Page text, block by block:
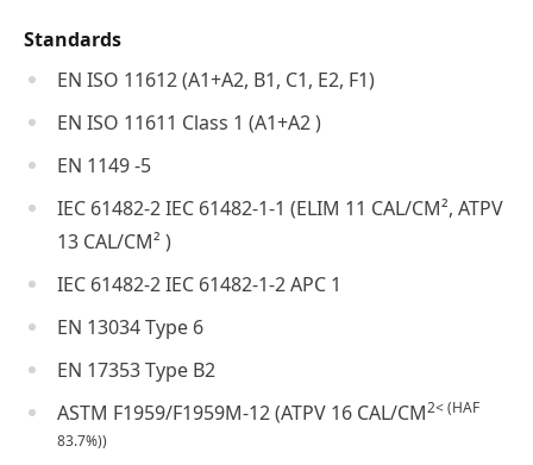
Standards
EN ISO 11612 (A1+A2, B1, C1, E2, F1)
EN ISO 11611 Class 1 (A1+A2 )
EN 1149 -5
IEC 61482-2 IEC 61482-1-1 (ELIM 11 CAL/CM², ATPV
13 CAL/CM² )
IEC 61482-2 IEC 61482-1-2 APC 1
EN 13034 Type 6
EN 17353 Type B2
ASTM F1959/F1959M-12 (ATPV 16 CAL/CM2< (HAF
83.7%))